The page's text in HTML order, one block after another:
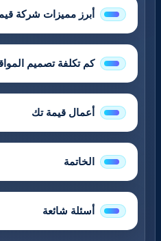
أبرز مميزات شركة
كم تكلفة تصميم
أعمال قيمة تك
الخاتمة
أسئلة شائعة